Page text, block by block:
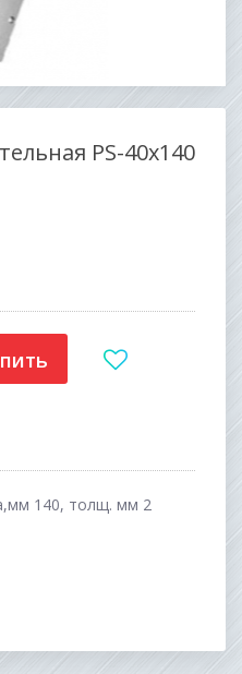
PS-40х140
140, толщ. мм 2